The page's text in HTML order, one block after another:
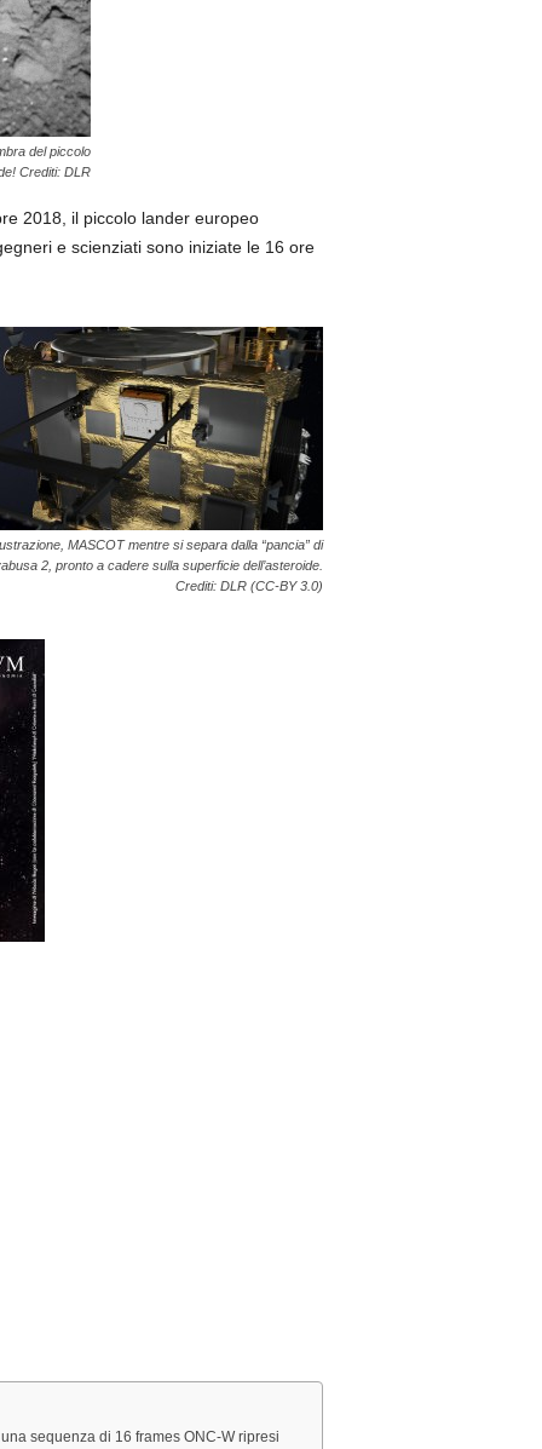
del piccolo
Crediti: DLR
2018, il piccolo lander europeo
e scienziati sono iniziate le 16 ore
MASCOT mentre si separa dalla “pancia” di
2, pronto a cadere sulla superficie dell’asteroide.
Crediti: DLR (CC-BY 3.0)
sequenza di 16 frames ONC-W ripresi